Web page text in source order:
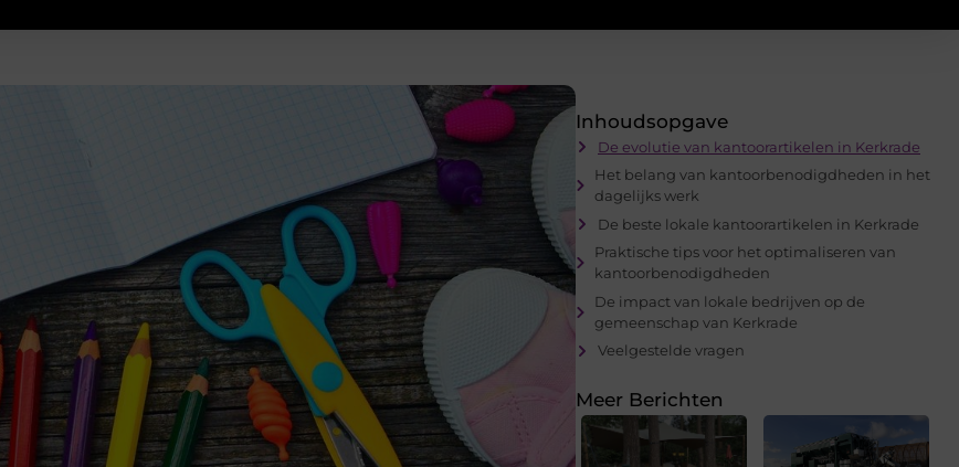
Inhoudsopgave
De evolutie van kantoorartikelen in Kerkrade
Het belang van kantoorbenodigdheden in het
dagelijks werk
De beste lokale kantoorartikelen in Kerkrade
Praktische tips voor het optimaliseren van
kantoorbenodigdheden
De impact van lokale bedrijven op de
gemeenschap van Kerkrade
Veelgestelde vragen
Meer Berichten